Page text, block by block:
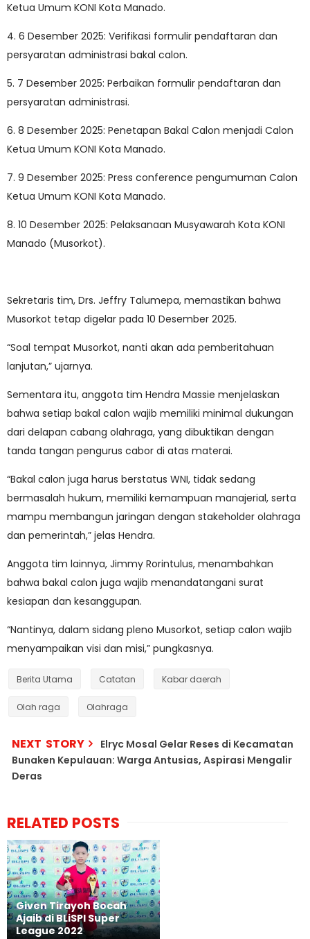
Ketua Umum KONI Kota Manado.
4. 6 Desember 2025: Verifikasi formulir pendaftaran dan
persyaratan administrasi bakal calon.
5. 7 Desember 2025: Perbaikan formulir pendaftaran dan
persyaratan administrasi.
6. 8 Desember 2025: Penetapan Bakal Calon menjadi Calon
Ketua Umum KONI Kota Manado.
7. 9 Desember 2025: Press conference pengumuman Calon
Ketua Umum KONI Kota Manado.
8. 10 Desember 2025: Pelaksanaan Musyawarah Kota KONI
Manado (Musorkot).
Sekretaris tim, Drs. Jeffry Talumepa, memastikan bahwa
Musorkot tetap digelar pada 10 Desember 2025.
“Soal tempat Musorkot, nanti akan ada pemberitahuan
lanjutan,” ujarnya.
Sementara itu, anggota tim Hendra Massie menjelaskan
bahwa setiap bakal calon wajib memiliki minimal dukungan
dari delapan cabang olahraga, yang dibuktikan dengan
tanda tangan pengurus cabor di atas materai.
“Bakal calon juga harus berstatus WNI, tidak sedang
bermasalah hukum, memiliki kemampuan manajerial, serta
mampu membangun jaringan dengan stakeholder olahraga
dan pemerintah,” jelas Hendra.
Anggota tim lainnya, Jimmy Rorintulus, menambahkan
bahwa bakal calon juga wajib menandatangani surat
kesiapan dan kesanggupan.
“Nantinya, dalam sidang pleno Musorkot, setiap calon wajib
menyampaikan visi dan misi,” pungkasnya.
Berita Utama Catatan Kabar daerah
Olah raga Olahraga
NEXT STORY
Elryc Mosal Gelar Reses di Kecamatan
Bunaken Kepulauan: Warga Antusias, Aspirasi Mengalir
Deras
RELATED POSTS
Given Tirayoh Bocah
Ajaib di BLiSPI Super
League 2022